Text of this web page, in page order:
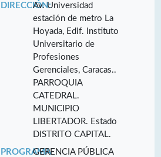
DIRECCIÓN:Av. Universidad
estación de metro La
Hoyada, Edif. Instituto
Universitario de
Profesiones
Gerenciales, Caracas..
PARROQUIA
CATEDRAL.
MUNICIPIO
LIBERTADOR. Estado
DISTRITO CAPITAL.
PROGRAMAGERENCIA PÚBLICA